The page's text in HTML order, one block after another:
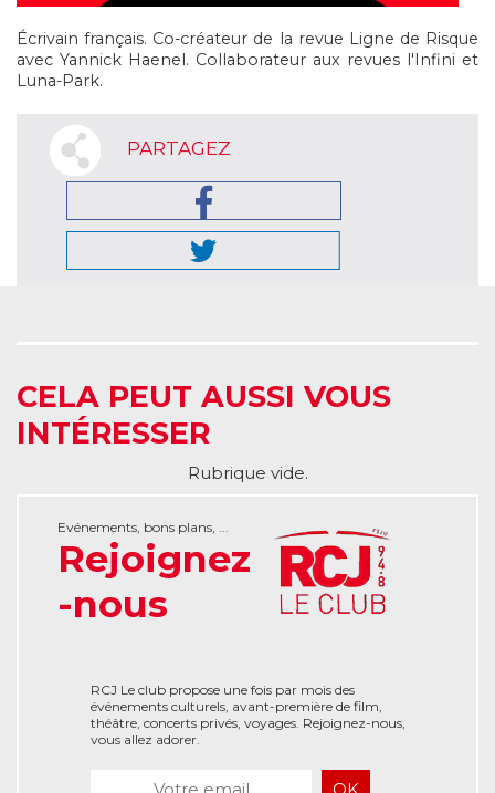
Écrivain français. Co-créateur de la revue Ligne de Risque
avec Yannick Haenel. Collaborateur aux revues l'Infini et
Luna-Park.
PARTAGEZ
CELA PEUT AUSSI VOUS
INTÉRESSER
Rubrique vide.
Evénements, bons plans, ...
Rejoignez
-nous
RCJ Le club propose une fois par mois des
événements culturels, avant-première de film,
théâtre, concerts privés, voyages. Rejoignez-nous,
vous allez adorer.